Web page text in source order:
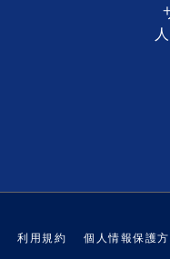
利用規約 個人情報保護